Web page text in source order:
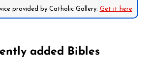
provided by Catholic Gallery. Get it here
added Bibles